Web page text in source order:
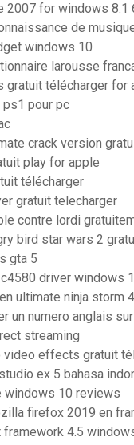
2007 for windows 8.1
de
windows 10
larousse
gratuit télécharger for
pour pc
crack version
play for apple
télécharger
gratuit telecharger
contre lordi
bird star wars 2
gta 5
driver windows
ultimate ninja storm
un numero anglais
streaming
video effects gratuit
ex 5 bahasa
10 reviews
firefox 2019 en
framework 4.5